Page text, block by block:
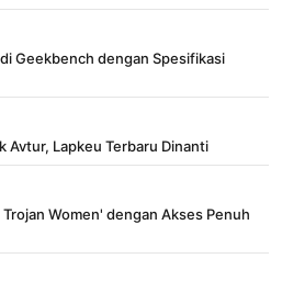
Geekbench dengan Spesifikasi
Avtur, Lapkeu Terbaru Dinanti
Women' dengan Akses Penuh